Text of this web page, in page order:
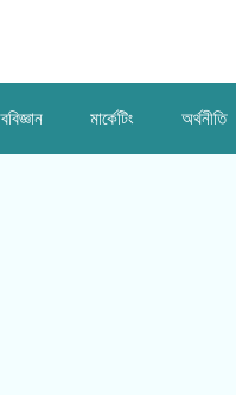
মার্কেটিং অর্থনীতি